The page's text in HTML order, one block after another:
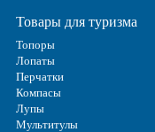
Товары для туризма
Топоры
Лопаты
Перчатки
Компасы
Лупы
Мультитулы